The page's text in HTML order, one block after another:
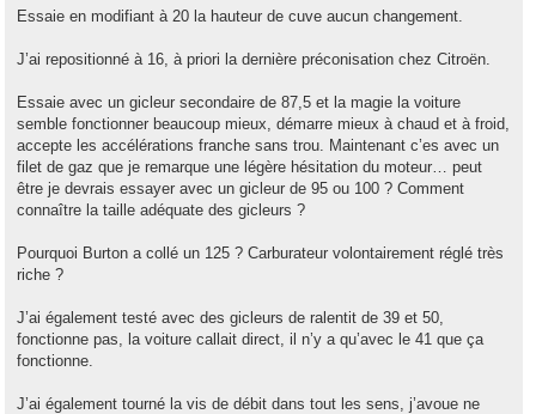
s
g
Essaie en modifiant à 20 la hauteur de cuve aucun changement.
J’ai repositionné à 16, à priori la dernière préconisation chez Citroën.
Essaie avec un gicleur secondaire de 87,5 et la magie la voiture
semble fonctionner beaucoup mieux, démarre mieux à chaud et à froid,
accepte les accélérations franche sans trou. Maintenant c’es avec un
filet de gaz que je remarque une légère hésitation du moteur… peut
être je devrais essayer avec un gicleur de 95 ou 100 ? Comment
connaître la taille adéquate des gicleurs ?
Pourquoi Burton a collé un 125 ? Carburateur volontairement réglé très
riche ?
J’ai également testé avec des gicleurs de ralentit de 39 et 50,
fonctionne pas, la voiture callait direct, il n’y a qu’avec le 41 que ça
fonctionne.
J’ai également tourné la vis de débit dans tout les sens, j’avoue ne